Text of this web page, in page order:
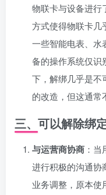
物联卡与设备进行
方式使得物联卡几
一些智能电表、水
备的操作系统仅识
下，解绑几乎是不
的改造，但这通常
三、可以解除绑
与运营商协商 ：
进行积极的沟通协
业务调整，原本使